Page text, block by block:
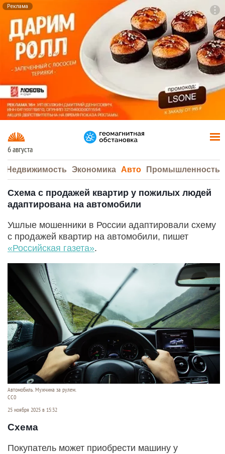
Реклама
6 августа
Недвижимость Экономика Авто Промышленность
Схема с продажей квартир у пожилых людей
адаптирована на автомобили
Ушлые мошенники в России адаптировали схему
с продажей квартир на автомобили, пишет
«Российская газета».
Автомобиль. Мужчина за рулем.
СС0
25 ноября 2025 в 15:32
Схема
Покупатель может приобрести машину у